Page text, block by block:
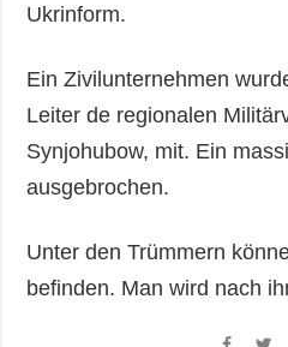
Ukrinform.
Ein Zivilunternehmen
Leiter de regionalen
Synjohubow, mit. Ein
ausgebrochen.
Unter den Trümmern
befinden. Man wird nach